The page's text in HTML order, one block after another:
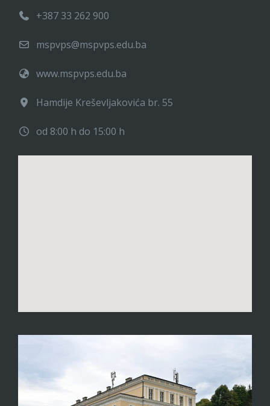
+387 33 262 900
mspvps@mspvps.edu.ba
www.mspvps.edu.ba
Hamdije Kreševljakovića br. 55
od 8:00 h do 15:00 h